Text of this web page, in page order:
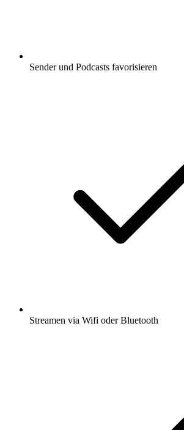
Sender und Podcasts favorisieren
Streamen via Wifi oder Bluetooth